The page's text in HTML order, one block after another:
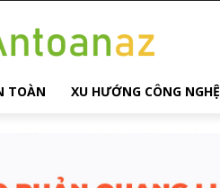
TOÀN XU HƯỚNG CÔNG NGHỆ